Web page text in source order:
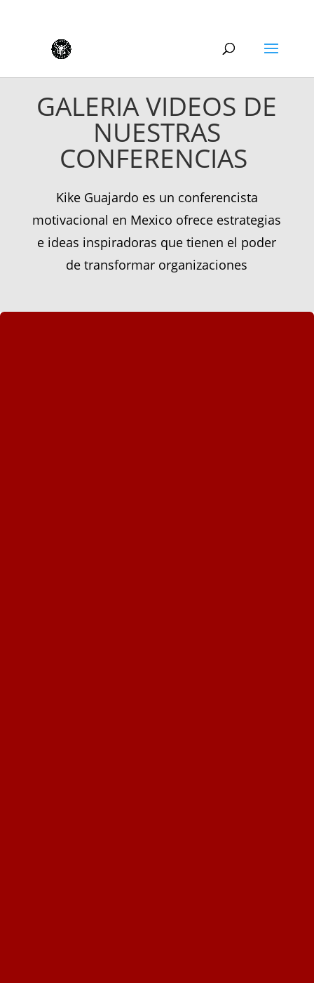
GALERIA VIDEOS DE
NUESTRAS
CONFERENCIAS
Kike Guajardo es un conferencista
motivacional en Mexico ofrece estrategias
e ideas inspiradoras que tienen el poder
de transformar organizaciones